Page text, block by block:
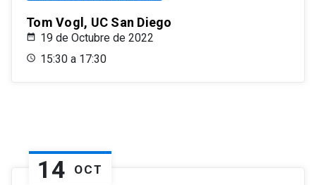
Tom Vogl, UC San Diego
19 de Octubre de 2022
15:30 a 17:30
14 OCT